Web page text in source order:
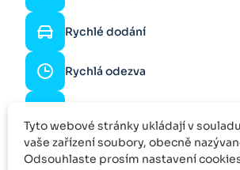
Rychlé dodání
Rychlá odezva
Více kusů?
Zeptejte se na slevu
Tyto webové stránky ukládají v
vaše zařízení soubory, obecně
Odsouhlaste prosím nastavení